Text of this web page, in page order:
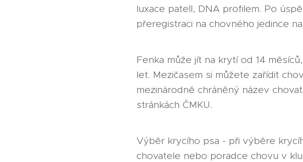
luxace patell, DNA profilem. Po
přeregistraci na chovného jedince na
Fenka může jít na krytí od 14
let. Mezičasem si můžete zařídit
mezinárodně chráněný název
stránkách ČMKU.
Výběr krycího psa - při výběre
chovatele nebo poradce chovu v